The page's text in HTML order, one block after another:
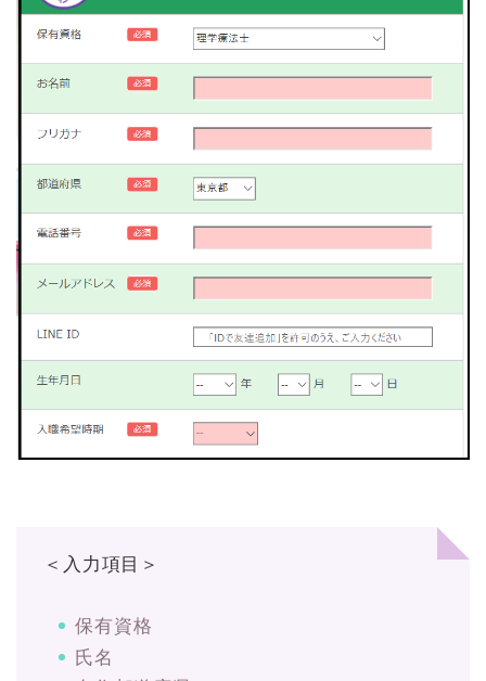
＜入力項目＞
保有資格
氏名